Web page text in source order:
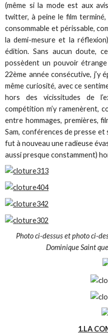
(même si la mode est aux
twitter, à peine le film
consommable et périssable,
la demi-mesure et la
édition. Sans aucun doute,
possèdent un pouvoir
22ème année consécutive, j’y
même curiosité, avec ce
hors des vicissitudes de
compétition m’y ramenèrent,
entre hommages, premières,
Sam, conférences de presse et
fut à nouveau une radieuse
aussi presque constamment)
Photo ci-dessus et photo ci-
Dominique Saint
1.LA